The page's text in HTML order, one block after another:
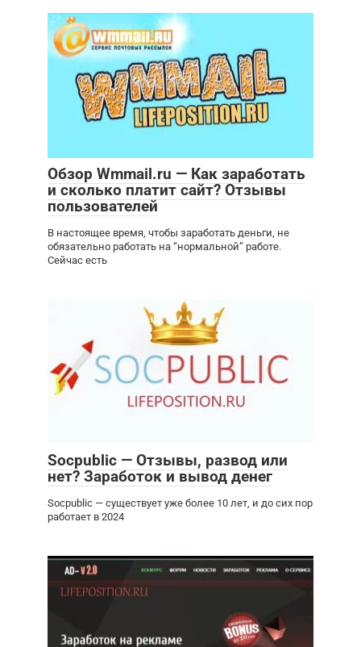
Обзор Wmmail.ru — Как заработать
и сколько платит сайт? Отзывы
пользователей
В настоящее время, чтобы заработать деньги, не
обязательно работать на “нормальной” работе.
Сейчас есть
Socpublic — Отзывы, развод или
нет? Заработок и вывод денег
Socpublic — существует уже более 10 лет, и до сих пор
работает в 2024